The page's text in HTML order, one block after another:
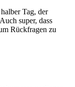
Tag, der
super, dass
Rückfragen zu